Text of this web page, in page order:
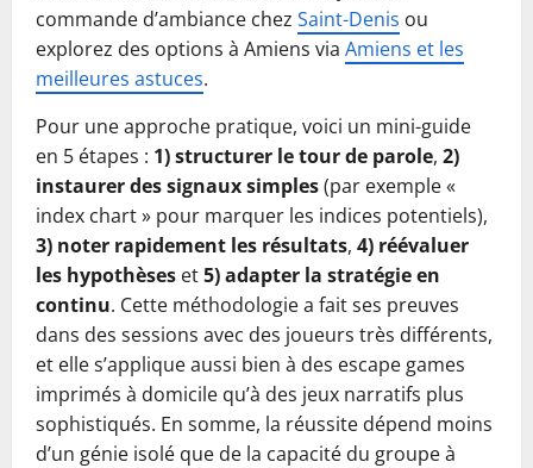
commande d’ambiance chez Saint-Denis ou
explorez des options à Amiens via Amiens et les
meilleures astuces.
Pour une approche pratique, voici un mini-guide
en 5 étapes : 1) structurer le tour de parole, 2)
instaurer des signaux simples(par exemple «
index chart » pour marquer les indices potentiels),
3) noter rapidement les résultats, 4) réévaluer
les hypothèses et5) adapter la stratégie en
continu. Cette méthodologie a fait ses preuves
dans des sessions avec des joueurs très différents,
et elle s’applique aussi bien à des escape games
imprimés à domicile qu’à des jeux narratifs plus
sophistiqués. En somme, la réussite dépend moins
d’un génie isolé que de la capacité du groupe à